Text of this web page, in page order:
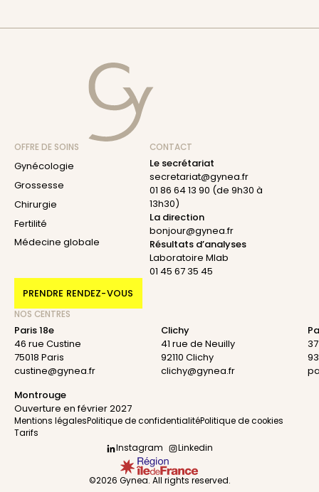
OFFRE DE SOINS
Gynécologie
Grossesse
Chirurgie
Fertilité
Médecine globale
CONTACT
Le secrétariat
secretariat@gynea.fr
01 86 64 13 90 (de 9h30 à
13h30)
La direction
bonjour@gynea.fr
Résultats d’analyses
Laboratoire Mlab
01 45 67 35 45
PRENDRE RENDEZ-VOUS
NOS CENTRES
Paris 18e
46 rue Custine
75018 Paris
custine@gynea.fr
Clichy
41 rue de Neuilly
92110 Clichy
clichy@gynea.fr
Montrouge
Ouverture en février 2027
Mentions légalesPolitique de confidentialitéPolitique de cookies
Tarifs
Instagram
Linkedin
©2026 Gynea. All rights reserved.